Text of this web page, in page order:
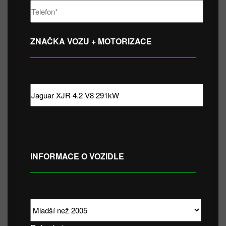
ZNAČKA VOZU + MOTORIZACE
INFORMACE O VOZIDLE